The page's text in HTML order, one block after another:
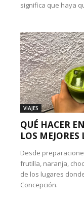
significa que haya
VIAJES
QUÉ HACER
LOS MEJORES
Desde
frutilla, naranja,
de los lugares
Concepción.